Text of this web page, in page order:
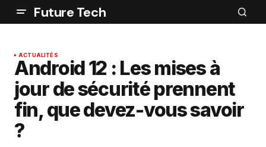
Future Tech
ACTUALITÉS
Android 12 : Les mises à
jour de sécurité prennent
fin, que devez-vous savoir
?